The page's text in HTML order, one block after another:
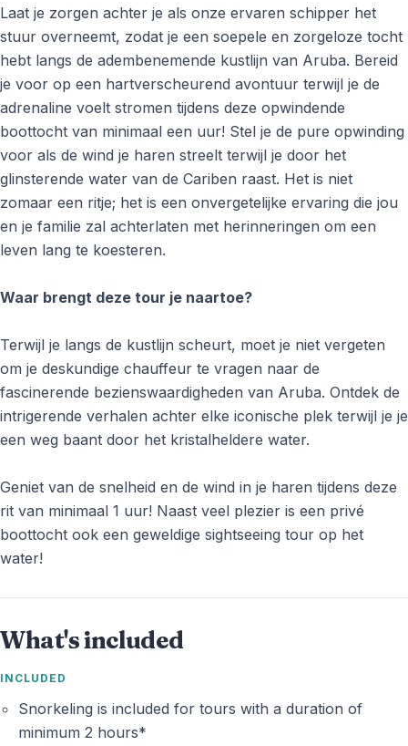
Laat je zorgen achter je als onze ervaren schipper het
stuur overneemt, zodat je een soepele en zorgeloze tocht
hebt langs de adembenemende kustlijn van Aruba. Bereid
je voor op een hartverscheurend avontuur terwijl je de
adrenaline voelt stromen tijdens deze opwindende
boottocht van minimaal een uur! Stel je de pure opwinding
voor als de wind je haren streelt terwijl je door het
glinsterende water van de Cariben raast. Het is niet
zomaar een ritje; het is een onvergetelijke ervaring die jou
en je familie zal achterlaten met herinneringen om een
leven lang te koesteren.
Waar brengt deze tour je naartoe?
Terwijl je langs de kustlijn scheurt, moet je niet vergeten
om je deskundige chauffeur te vragen naar de
fascinerende bezienswaardigheden van Aruba. Ontdek de
intrigerende verhalen achter elke iconische plek terwijl je je
een weg baant door het kristalheldere water.
Geniet van de snelheid en de wind in je haren tijdens deze
rit van minimaal 1 uur! Naast veel plezier is een privé
boottocht ook een geweldige sightseeing tour op het
water!
What's included
INCLUDED
Snorkeling is included for tours with a duration of
minimum 2 hours*